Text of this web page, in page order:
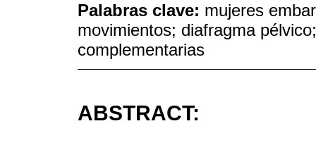
Palabras clave: mujeres
movimientos; diafragma
complementarias
ABSTRACT: